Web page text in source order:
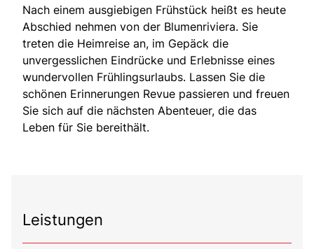
Nach einem ausgiebigen Frühstück heißt es heute
Abschied nehmen von der Blumenriviera. Sie
treten die Heimreise an, im Gepäck die
unvergesslichen Eindrücke und Erlebnisse eines
wundervollen Frühlingsurlaubs. Lassen Sie die
schönen Erinnerungen Revue passieren und freuen
Sie sich auf die nächsten Abenteuer, die das
Leben für Sie bereithält.
Leistungen